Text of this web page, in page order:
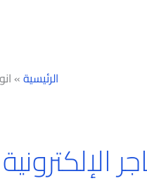
الرئيسية»
الإلكترونية